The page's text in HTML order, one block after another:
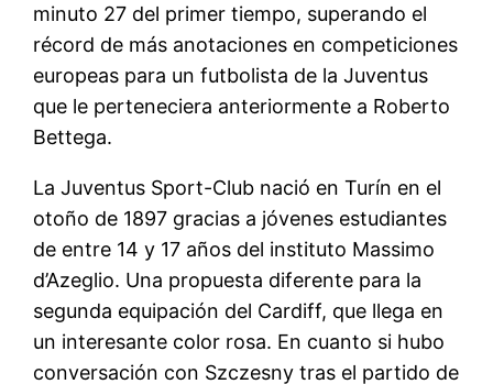
minuto 27 del primer tiempo, superando el
récord de más anotaciones en competiciones
europeas para un futbolista de la Juventus
que le perteneciera anteriormente a Roberto
Bettega.
La Juventus Sport-Club nació en Turín en el
otoño de 1897 gracias a jóvenes estudiantes
de entre 14 y 17 años del instituto Massimo
d’Azeglio. Una propuesta diferente para la
segunda equipación del Cardiff, que llega en
un interesante color rosa. En cuanto si hubo
conversación con Szczesny tras el partido de